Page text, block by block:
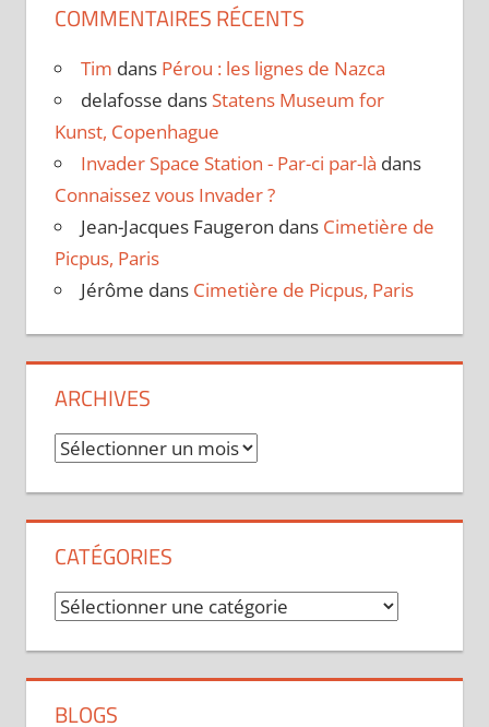
COMMENTAIRES RÉCENTS
Tim dans Pérou : les lignes de Nazca
delafosse dans Statens Museum for
Kunst, Copenhague
Invader Space Station - Par-ci par-là dans
Connaissez vous Invader ?
Jean-Jacques Faugeron dans Cimetière de
Picpus, Paris
Jérôme dans Cimetière de Picpus, Paris
ARCHIVES
Archives
CATÉGORIES
Catégories
BLOGS